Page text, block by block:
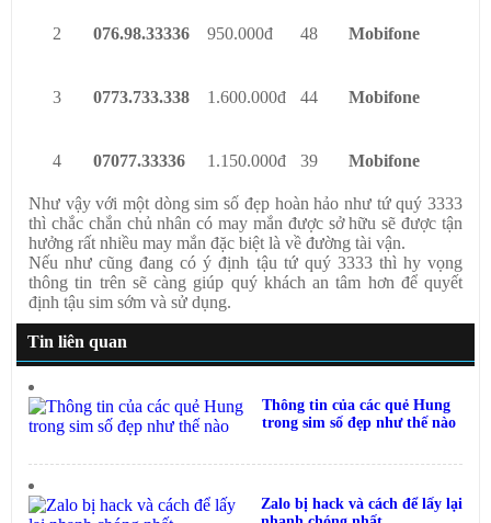
2 076.98.33336 950.000đ 48 Mobifone
3 0773.733.338 1.600.000đ 44 Mobifone
4 07077.33336 1.150.000đ 39 Mobifone
Như vậy với một dòng sim số đẹp hoàn hảo như tứ quý 3333
thì chắc chắn chủ nhân có may mắn được sở hữu sẽ được tận
hưởng rất nhiều may mắn đặc biệt là về đường tài vận.
Nếu như cũng đang có ý định tậu tứ quý 3333 thì hy vọng
thông tin trên sẽ càng giúp quý khách an tâm hơn để quyết
định tậu sim sớm và sử dụng.
Tin liên quan
Thông tin của các quẻ Hung
trong sim số đẹp như thế nào
Zalo bị hack và cách để lấy lại